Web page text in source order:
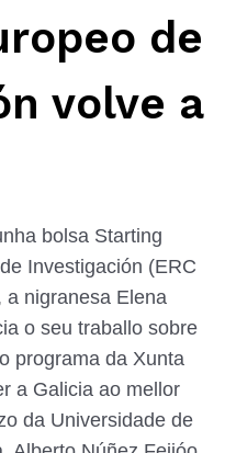
de
volve a
bolsa Starting
Investigación (ERC
a nigranesa Elena
o seu traballo sobre
programa da Xunta
a Galicia ao mellor
da Universidade de